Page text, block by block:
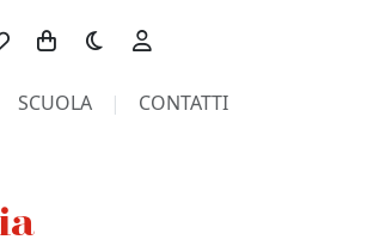
Toggle theme
SCUOLA CONTATTI